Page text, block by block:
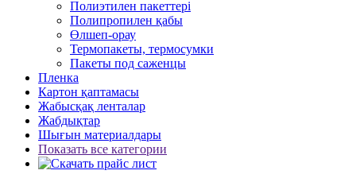
Полиэтилен пакеттері
Полипропилен қабы
Өлшеп-орау
Термопакеты, термосумки
Пакеты под саженцы
Пленка
Картон қаптамасы
Жабысқақ ленталар
Жабдықтар
Шығын материалдары
Показать все категории